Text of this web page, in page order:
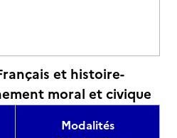
et histoire-
moral et civique
Modalités